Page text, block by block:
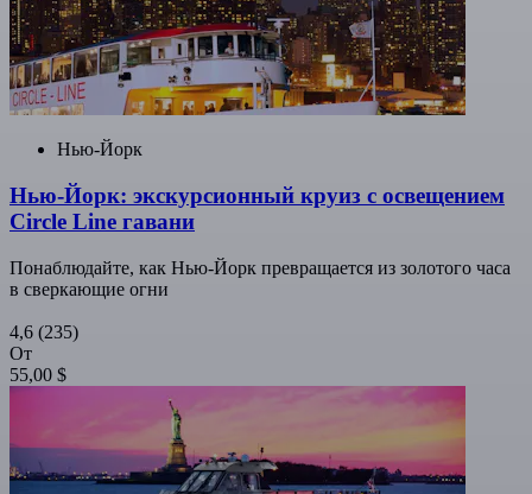
Нью-Йорк
Нью-Йорк: экскурсионный круиз с освещением
Circle Line гавани
Понаблюдайте, как Нью-Йорк превращается из золотого часа
в сверкающие огни
4,6 (235)
От
55,00 $